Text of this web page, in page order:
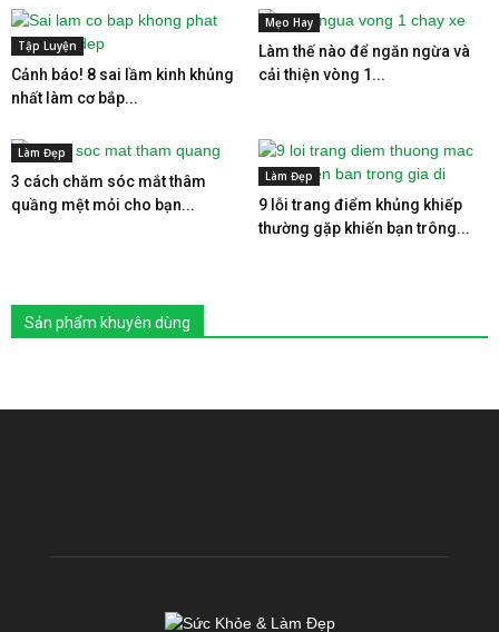
Tập Luyện
Cảnh báo! 8 sai lầm kinh khủng
nhất làm cơ bắp...
Mẹo Hay
Làm thế nào để ngăn ngừa và
cải thiện vòng 1...
Làm Đẹp
3 cách chăm sóc mắt thâm
quầng mệt mỏi cho bạn...
Làm Đẹp
9 lỗi trang điểm khủng khiếp
thường gặp khiến bạn trông...
Sản phẩm khuyên dùng